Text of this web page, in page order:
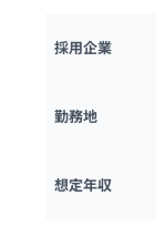
採用企業
勤務地
想定年収